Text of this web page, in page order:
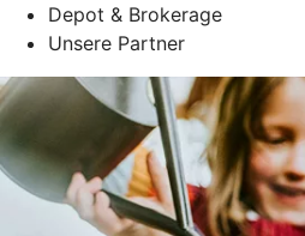
Depot & Brokerage
Unsere Partner